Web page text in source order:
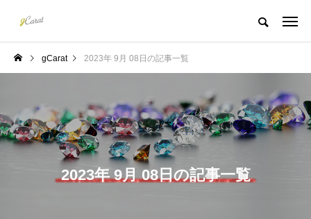
gCarat 2023年 9月 08日の記事一覧
2023年 9月 08日の記事一覧